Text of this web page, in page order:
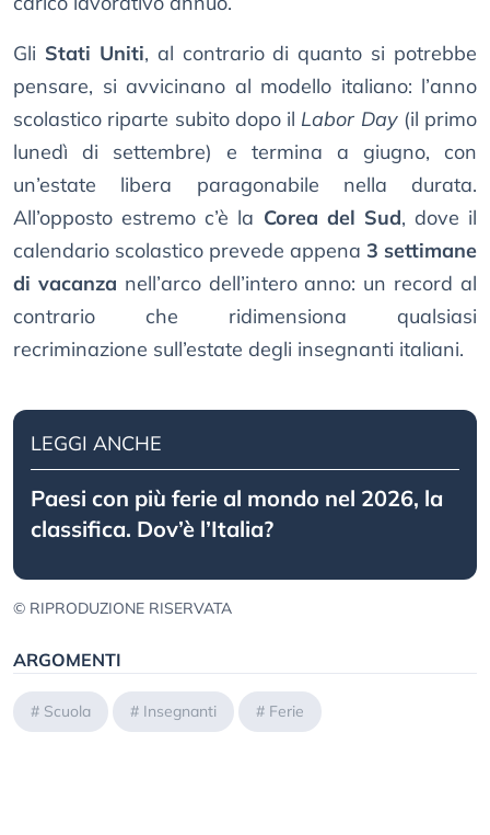
Gli Stati Uniti, al contrario di quanto si potrebbe
pensare, si avvicinano al modello italiano: l’anno
scolastico riparte subito dopo il Labor Day(il primo
lunedì di settembre) e termina a giugno, con
un’estate libera paragonabile nella durata.
All’opposto estremo c’è la Corea del Sud, dove il
calendario scolastico prevede appena 3 settimane
di vacanza nell’arco dell’intero anno: un record al
contrario che ridimensiona qualsiasi
recriminazione sull’estate degli insegnanti italiani.
LEGGI ANCHE
Paesi con più ferie al mondo nel 2026, la
classifica. Dov’è l’Italia?
© RIPRODUZIONE RISERVATA
ARGOMENTI
# Scuola # Insegnanti # Ferie